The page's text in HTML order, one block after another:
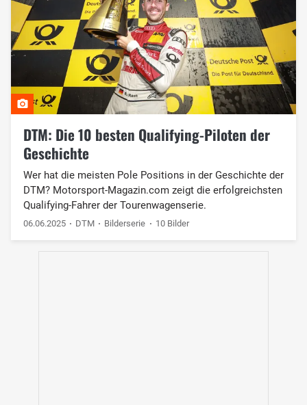
DTM: Die 10 besten Qualifying-Piloten der
Geschichte
Wer hat die meisten Pole Positions in der Geschichte der
DTM? Motorsport-Magazin.com zeigt die erfolgreichsten
Qualifying-Fahrer der Tourenwagenserie.
06.06.2025 DTM Bilderserie 10 Bilder